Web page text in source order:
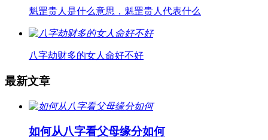
魁罡贵人是什么意思，魁罡贵人代表什么
八字劫财多的女人命好不好
最新文章
如何从八字看父母缘分如何